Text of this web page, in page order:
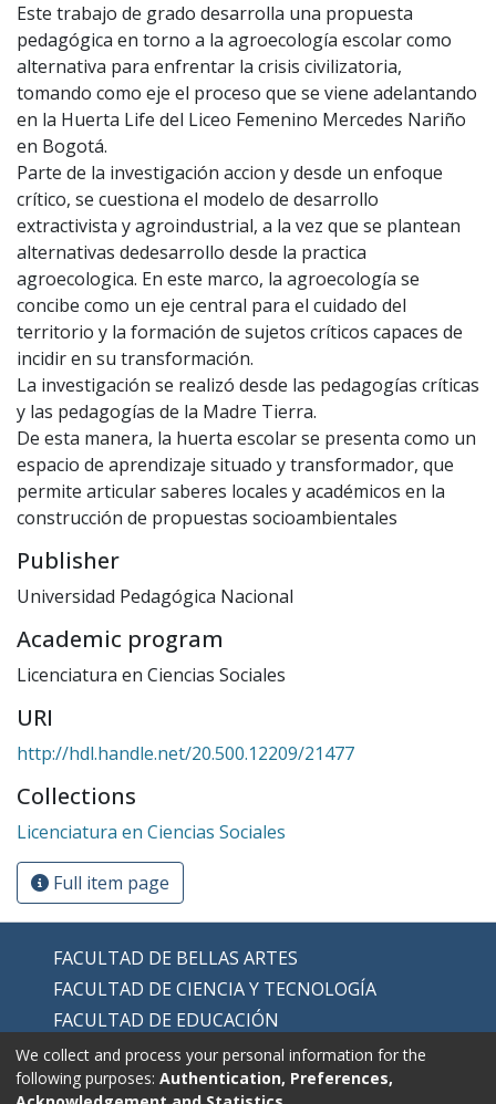
Este trabajo de grado desarrolla una propuesta
pedagógica en torno a la agroecología escolar como
alternativa para enfrentar la crisis civilizatoria,
tomando como eje el proceso que se viene adelantando
en la Huerta Life del Liceo Femenino Mercedes Nariño
en Bogotá.
Parte de la investigación accion y desde un enfoque
crítico, se cuestiona el modelo de desarrollo
extractivista y agroindustrial, a la vez que se plantean
alternativas dedesarrollo desde la practica
agroecologica. En este marco, la agroecología se
concibe como un eje central para el cuidado del
territorio y la formación de sujetos críticos capaces de
incidir en su transformación.
La investigación se realizó desde las pedagogías críticas
y las pedagogías de la Madre Tierra.
De esta manera, la huerta escolar se presenta como un
espacio de aprendizaje situado y transformador, que
permite articular saberes locales y académicos en la
construcción de propuestas socioambientales
Publisher
Universidad Pedagógica Nacional
Academic program
Licenciatura en Ciencias Sociales
URI
http://hdl.handle.net/20.500.12209/21477
Collections
Licenciatura en Ciencias Sociales
Full item page
FACULTAD DE BELLAS ARTES
FACULTAD DE CIENCIA Y TECNOLOGÍA
FACULTAD DE EDUCACIÓN
FACULTAD DE EDUCACIÓN FÍSICA
FACULTAD DE HUMANIDADES
We collect and process your personal information for the
following purposes: Authentication, Preferences,